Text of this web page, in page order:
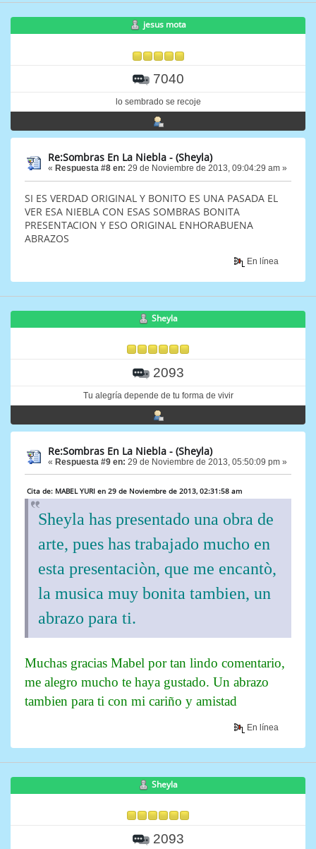
jesus mota
7040
lo sembrado se recoje
Re:Sombras En La Niebla - (Sheyla)
« Respuesta #8 en: 29 de Noviembre de 2013, 09:04:29 am »
SI ES VERDAD ORIGINAL Y BONITO ES UNA PASADA EL
VER ESA NIEBLA CON ESAS SOMBRAS BONITA
PRESENTACION Y ESO ORIGINAL ENHORABUENA
ABRAZOS
En línea
Sheyla
2093
Tu alegría depende de tu forma de vivir
Re:Sombras En La Niebla - (Sheyla)
« Respuesta #9 en: 29 de Noviembre de 2013, 05:50:09 pm »
Cita de: MABEL YURI en 29 de Noviembre de 2013, 02:31:58 am
Sheyla has presentado una obra de
arte, pues has trabajado mucho en
esta presentaciòn, que me encantò,
la musica muy bonita tambien, un
abrazo para ti.
Muchas gracias Mabel por tan lindo comentario,
me alegro mucho te haya gustado. Un abrazo
tambien para ti con mi cariño y amistad
En línea
Sheyla
2093